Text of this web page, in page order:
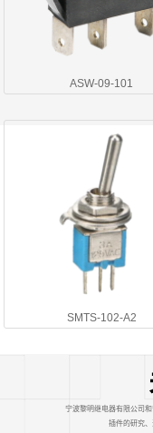
ASW-09-101
SMTS-102-A2
宁波黎明继电器有限公司
插件的研究